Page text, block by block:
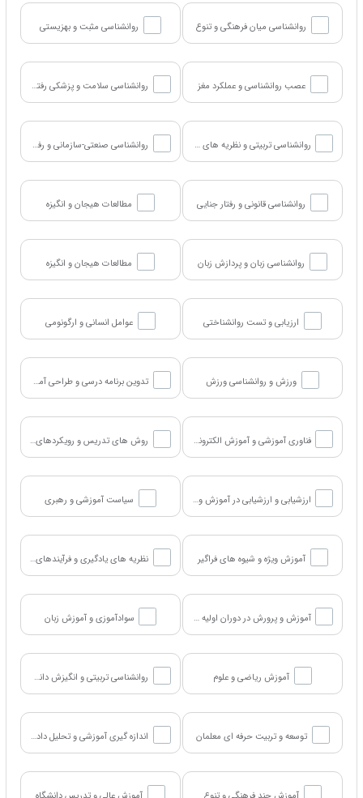
روانشناسی میان فرهنگی و تنوع روانشناسی مثبت و بهزیستی
عصب روانشناسی و عملکرد مغز روانشناسی سلامت و پزشکی رفتاری
روانشناسی تربیتی و نظریه های یادگیری روانشناسی صنعتی-سازمانی و رفتار محیط کار
روانشناسی قانونی و رفتار جنایی مطالعات هیجان و انگیزه
روانشناسی زبان و پردازش زبان مطالعات هیجان و انگیزه
ارزیابی و تست روانشناختی عوامل انسانی و ارگونومی
ورزش و روانشناسی ورزش تدوین برنامه درسی و طراحی آموزشی
فناوری آموزشی و آموزش الکترونیکی روش های تدریس و رویکردهای آموزشی
ارزشیابی و ارزشیابی در آموزش و پرورش سیاست آموزشی و رهبری
آموزش ویژه و شیوه های فراگیر نظریه های یادگیری و فرآیندهای شناختی
آموزش و پرورش در دوران اولیه کودکی سوادآموزی و آموزش زبان
آموزش ریاضی و علوم روانشناسی تربیتی و انگیزش دانش آموزان
توسعه و تربیت حرفه ای معلمان اندازه گیری آموزشی و تحلیل داده ها